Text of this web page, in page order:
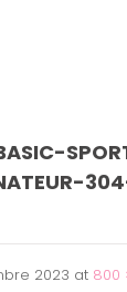
2023 at 800